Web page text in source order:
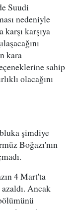
Suudi
nedeniyle
karşıya
kara
sahip
olacağını
şimdiye
Boğazı'nın
4 Mart'ta
Ancak